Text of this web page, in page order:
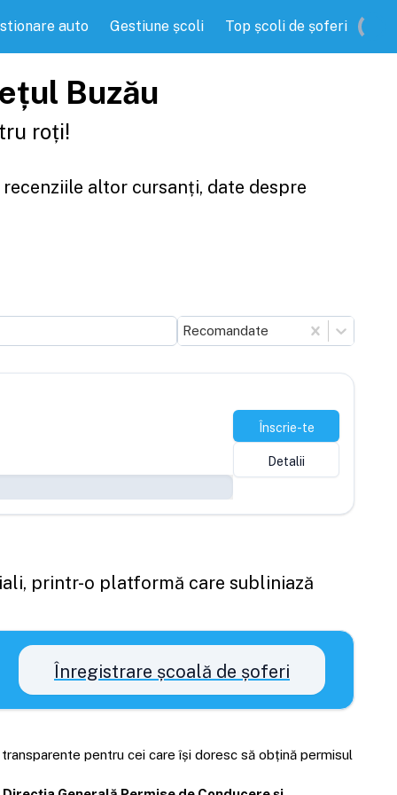
auto Gestiune școli Top școli de șoferi
Buzău
roți!
recenziile altor cursanți, date despre
Recomandate
Înscrie-te
Detalii
printr-o platformă care subliniază
Înregistrare școală de șoferi
pentru cei care își doresc să obțină permisul